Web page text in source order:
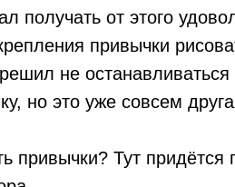
получать от этого
привычки
не
но это уже совсем
привычки? Тут